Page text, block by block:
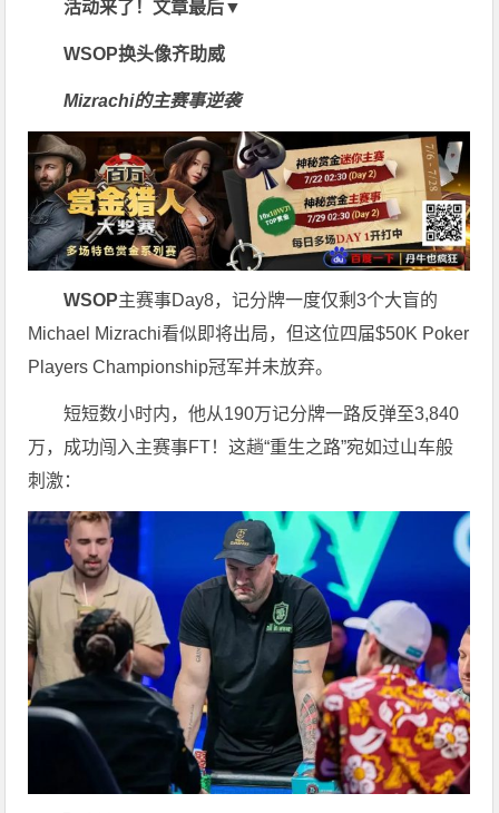
活动来了！文章最后▼
WSOP换头像齐助威
Mizrachi的主赛事逆袭
WSOP主赛事Day8，记分牌一度仅剩3个大盲的
Michael Mizrachi看似即将出局，但这位四届$50K Poker
Players Championship冠军并未放弃。
短短数小时内，他从190万记分牌一路反弹至3,840
万，成功闯入主赛事FT！这趟“重生之路”宛如过山车般
刺激：